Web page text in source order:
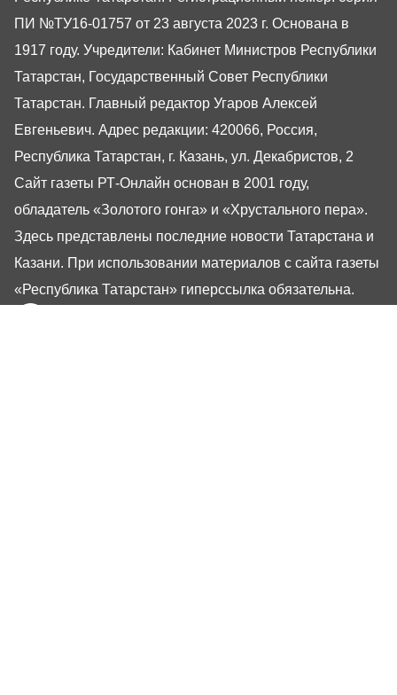
ПИ №ТУ16-01757 от 23 августа 2023 г. Основана в
1917 году. Учредители: Кабинет Министров Республики
Татарстан, Государственный Совет Республики
Татарстан. Главный редактор Угаров Алексей
Евгеньевич. Адрес редакции: 420066, Россия,
Республика Татарстан, г. Казань, ул. Декабристов, 2
Сайт газеты РТ-Онлайн основан в 2001 году,
обладатель «Золотого гонга» и «Хрустального пера».
Здесь представлены последние новости Татарстана и
Казани. При использовании материалов с сайта газеты
«Республика Татарстан» гиперссылка обязательна.